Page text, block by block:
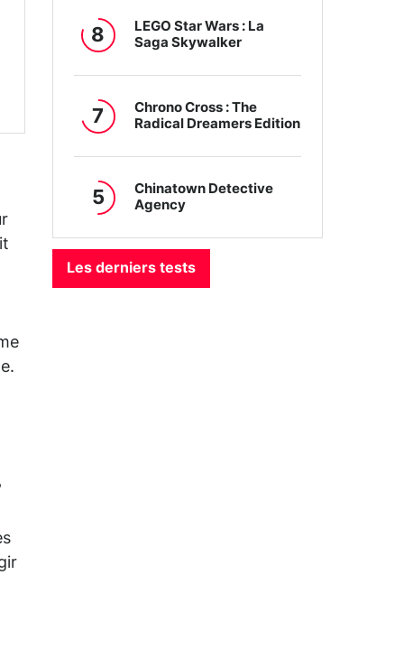
8
LEGO Star Wars : La
Saga Skywalker
7
Chrono Cross : The
Radical Dreamers Edition
5
Chinatown Detective
Agency
Les derniers tests